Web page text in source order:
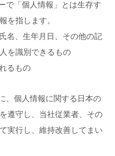
で「個人情報」とは生存す
を指します。
名、生年月日、その他の記
を識別できるもの
るもの
、個人情報に関する日本の
遵守し、当社従業者、その
実行し、維持改善してまい